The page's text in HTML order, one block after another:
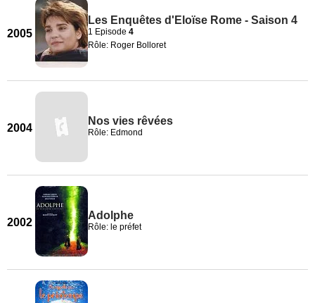
2005
Les Enquêtes d'Eloïse Rome - Saison 4
1 Episode 4
Rôle: Roger Bolloret
2004
Nos vies rêvées
Rôle: Edmond
2002
Adolphe
Rôle: le préfet